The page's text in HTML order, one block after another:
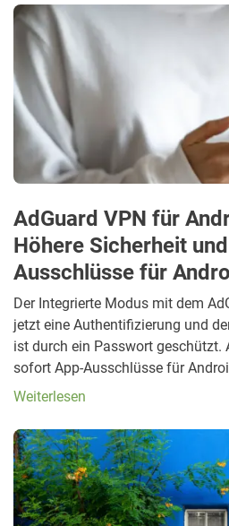
AdGuard VPN für
Höhere Sicherheit
Ausschlüsse für
Der Integrierte Modus mit dem
jetzt eine Authentifizierung und
ist durch ein Passwort geschützt.
sofort App-Ausschlüsse für
Weiterlesen